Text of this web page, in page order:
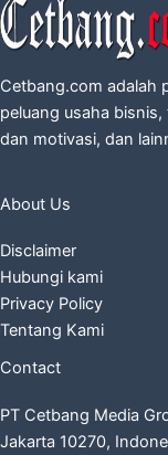
Cetbang.com adalah
peluang usaha
dan motivasi, dan
About Us
Disclaimer
Hubungi kami
Privacy Policy
Tentang Kami
Contact
PT Cetbang Media
Jakarta 10270,